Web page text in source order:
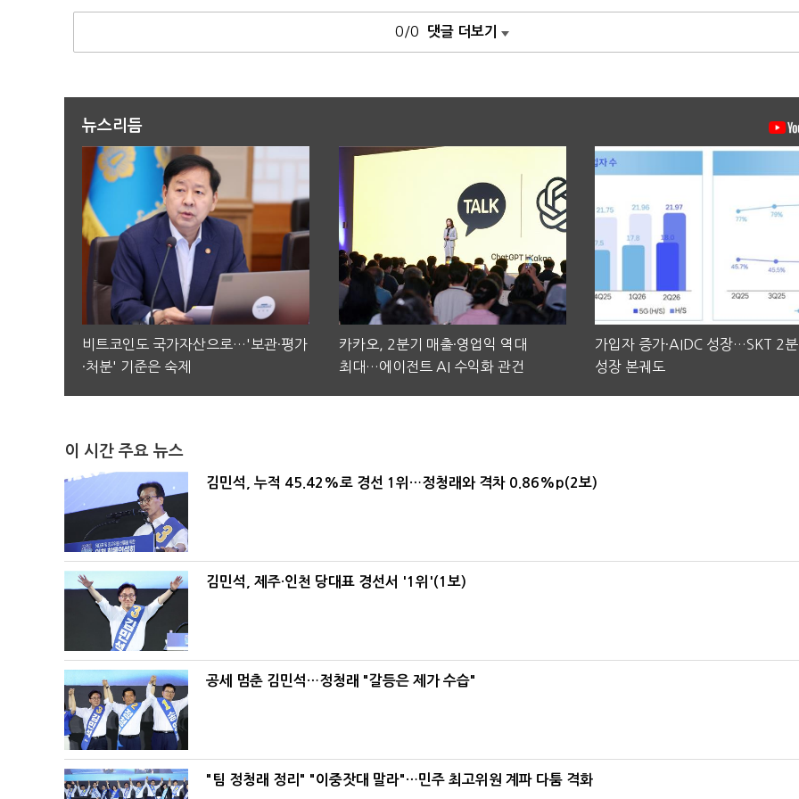
0/0 댓글 더보기
뉴스리듬
비트코인도 국가자산으로…'보관·평가
·처분' 기준은 숙제
카카오, 2분기 매출·영업익 역대
최대…에이전트 AI 수익화 관건
가입자 증가·AIDC 성장…SKT 2
성장 본궤도
이 시간 주요 뉴스
김민석, 누적 45.42%로 경선 1위…정청래와 격차 0.86%p(2보)
김민석, 제주·인천 당대표 경선서 '1위'(1보)
공세 멈춘 김민석…정청래 "갈등은 제가 수습"
"팀 정청래 정리" "이중잣대 말라"…민주 최고위원 계파 다툼 격화